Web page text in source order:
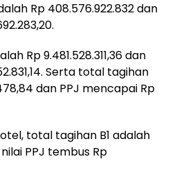
Rp 408.576.922.832 dan
Rp 9.481.528.311,36 dan
Serta total tagihan
dan PPJ mencapai Rp
total tagihan B1 adalah
nilai PPJ tembus Rp